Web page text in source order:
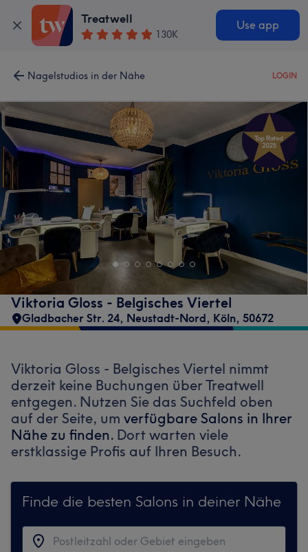
Treatwell
130K
Use app
Nagelstudios in der Nähe LOGIN
Viktoria Gloss - Belgisches Viertel
Gladbacher Str. 24, Neustadt-Nord, Köln, 50672
Viktoria Gloss - Belgisches Viertel nimmt
derzeit keine Buchungen über Treatwell
entgegen. Nutzen Sie das Suchfeld oben
auf der Seite, um verfügbare Salons in Ihrer
Nähe zu finden. Dort warten viele
erstklassige Profis auf Ihren Besuch.
Finde die besten Salons in deiner Nähe